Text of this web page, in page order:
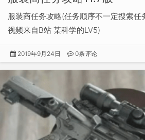
服装商任务攻略(任务顺序不一定搜索
视频来自B站 某科学的LV5)
2019年9月24日 0条评论